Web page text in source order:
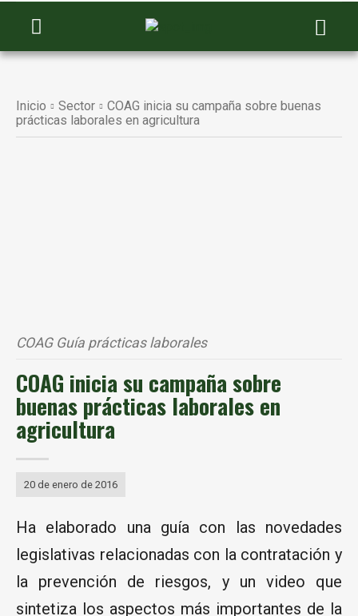
Inicio Sector
COAG inicia su campaña sobre buenas
prácticas laborales en agricultura
COAG Guía prácticas laborales
COAG inicia su campaña sobre
buenas prácticas laborales en
agricultura
20 de enero de 2016
Ha elaborado una guía con las novedades
legislativas relacionadas con la contratación y
la prevención de riesgos, y un video que
sintetiza los aspectos más importantes de la